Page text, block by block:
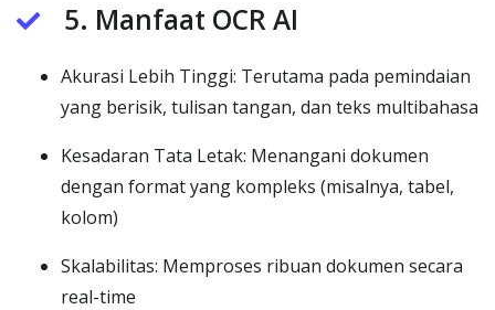
5. Manfaat OCR AI
Akurasi Lebih Tinggi: Terutama pada pemindaian
yang berisik, tulisan tangan, dan teks multibahasa
Kesadaran Tata Letak: Menangani dokumen
dengan format yang kompleks (misalnya, tabel,
kolom)
Skalabilitas: Memproses ribuan dokumen secara
real-time